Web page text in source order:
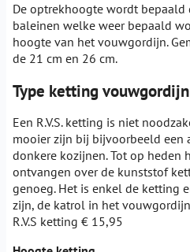
De optrekhoogte wordt
baleinen welke weer bepaald
hoogte van het vouwgordijn.
de 21 cm en 26 cm.
Type ketting vouwgordijn
Een R.V.S. ketting is niet
mooier zijn bij bijvoorbeeld
donkere kozijnen. Tot op heden
ontvangen over de kunststof
genoeg. Het is enkel de ketting
zijn, de katrol in het
R.V.S ketting € 15,95